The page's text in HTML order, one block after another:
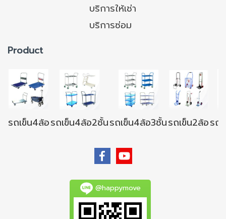
บริการให้เช่า
บริการซ่อม
Product
รถเข็น4ล้อรถเข็น4ล้อ2ชั้นรถเข็น4ล้อ3ชั้นรถเข็น2ล้อรถ
@happymove